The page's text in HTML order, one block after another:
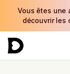
Vous êtes une
découvrir les